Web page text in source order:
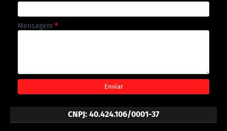
Mensagem *
CNPJ: 40.424.106/0001-37